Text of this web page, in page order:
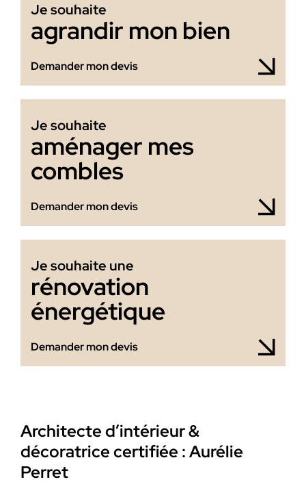
Je souhaite
agrandir mon bien
Demander mon devis
Je souhaite
aménager mes
combles
Demander mon devis
Je souhaite une
rénovation
énergétique
Demander mon devis
Architecte d’intérieur &
décoratrice certifiée : Aurélie
Perret